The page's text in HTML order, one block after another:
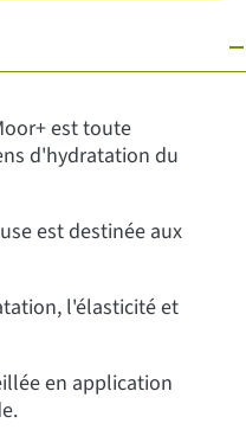
est toute
d'hydratation du
est destinée aux
l'élasticité et
en application